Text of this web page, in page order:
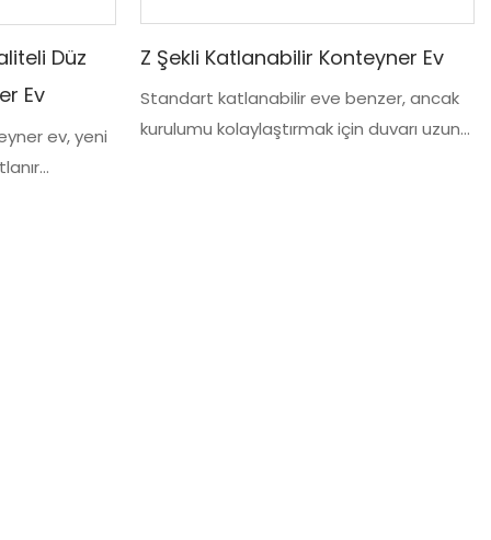
Düz
Ev
ev, yeni
Z Şekli Katlanabilir Konteyner Ev
Standart katlanabilir eve benzer, ancak
kurulumu kolaylaştırmak için duvarı uzun